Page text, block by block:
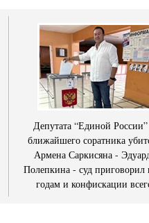
Депутата “Единой
ближайшего соратника
Армена Саркисяна -
Полепкина - суд приговорил
годам и конфискации